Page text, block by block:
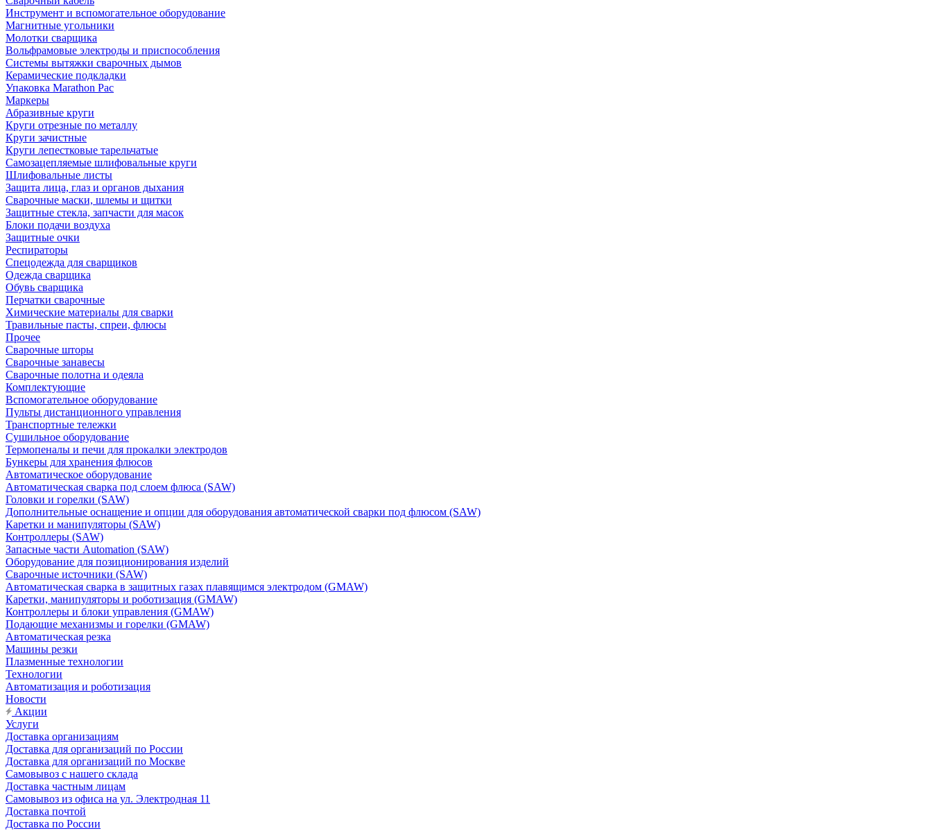
Инструмент и вспомогательное оборудование
Магнитные угольники
Молотки сварщика
Вольфрамовые электроды и приспособления
Системы вытяжки сварочных дымов
Керамические подкладки
Упаковка Marathon Pac
Маркеры
Абразивные круги
Круги отрезные по металлу
Круги зачистные
Круги лепестковые тарельчатые
Самозацепляемые шлифовальные круги
Шлифовальные листы
Защита лица, глаз и органов дыхания
Сварочные маски, шлемы и щитки
Защитные стекла, запчасти для масок
Блоки подачи воздуха
Защитные очки
Респираторы
Спецодежда для сварщиков
Одежда сварщика
Обувь сварщика
Перчатки сварочные
Химические материалы для сварки
Травильные пасты, спреи, флюсы
Прочее
Сварочные шторы
Сварочные занавесы
Сварочные полотна и одеяла
Комплектующие
Вспомогательное оборудование
Пульты дистанционного управления
Транспортные тележки
Сушильное оборудование
Термопеналы и печи для прокалки электродов
Бункеры для хранения флюсов
Автоматическое оборудование
Автоматическая сварка под слоем флюса (SAW)
Головки и горелки (SAW)
Дополнительные оснащение и опции для оборудования автоматической сварки под флюсом (SAW)
Каретки и манипуляторы (SAW)
Контроллеры (SAW)
Запасные части Automation (SAW)
Оборудование для позиционирования изделий
Сварочные источники (SAW)
Автоматическая сварка в защитных газах плавящимся электродом (GMAW)
Каретки, манипуляторы и роботизация (GMAW)
Контроллеры и блоки управления (GMAW)
Подающие механизмы и горелки (GMAW)
Автоматическая резка
Машины резки
Плазменные технологии
Технологии
Автоматизация и роботизация
Новости
Акции
Услуги
Доставка организациям
Доставка для организаций по России
Доставка для организаций по Москве
Самовывоз с нашего склада
Доставка частным лицам
Самовывоз из офиса на ул. Электродная 11
Доставка почтой
Доставка по России